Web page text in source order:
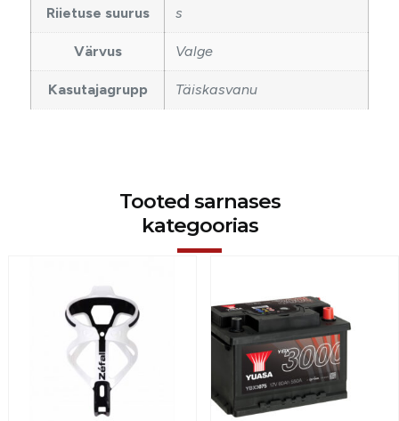
Riietuse suurus s
Värvus Valge
Kasutajagrupp Täiskasvanu
Tooted sarnases
kategoorias